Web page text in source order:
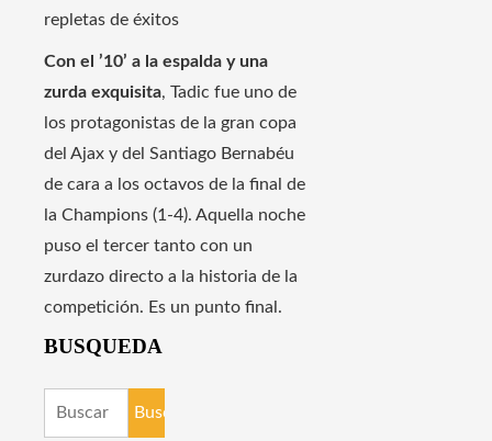
repletas de éxitos
Con el ’10’ a la espalda y una
zurda exquisita, Tadic fue uno de
los protagonistas de la gran copa
del Ajax y del Santiago Bernabéu
de cara a los octavos de la final de
la Champions (1-4). Aquella noche
puso el tercer tanto con un
zurdazo directo a la historia de la
competición. Es un punto final.
BUSQUEDA
Buscar: